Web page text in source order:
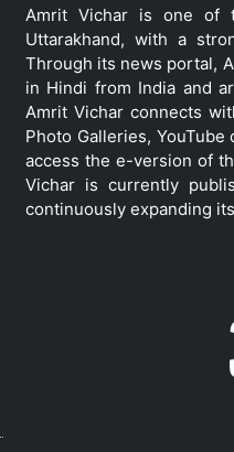
Amrit Vichar is one of
Uttarakhand, with a
Through its news portal,
in Hindi from India and
Amrit Vichar connects
Photo Galleries,
access the e-version of
Vichar is currently
continuously expanding